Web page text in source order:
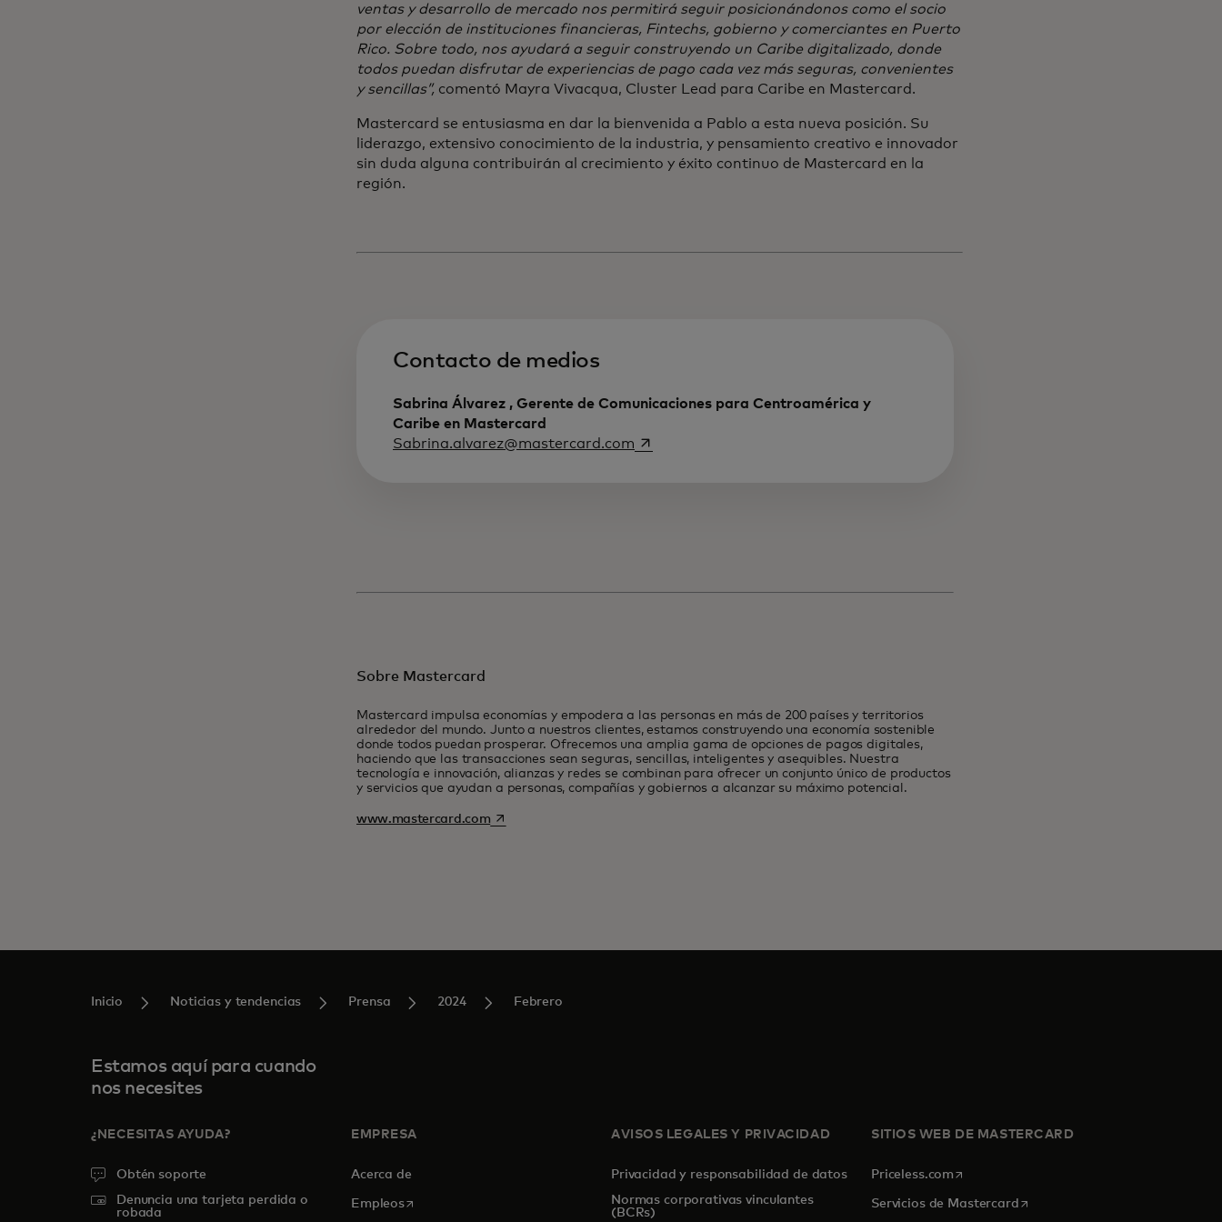
ventas y desarrollo de mercado nos permitirá seguir posicionándonos como el socio
por elección de instituciones financieras, Fintechs, gobierno y comerciantes en Puerto
Rico. Sobre todo, nos ayudará a seguir construyendo un Caribe digitalizado, donde
todos puedan disfrutar de experiencias de pago cada vez más seguras, convenientes
y sencillas”, comentó Mayra Vivacqua, Cluster Lead para Caribe en Mastercard.
Mastercard se entusiasma en dar la bienvenida a Pablo a esta nueva posición. Su
liderazgo, extensivo conocimiento de la industria, y pensamiento creativo e innovador
sin duda alguna contribuirán al crecimiento y éxito continuo de Mastercard en la
región.
Contacto de medios
Sabrina Álvarez , Gerente de Comunicaciones para Centroamérica y
Caribe en Mastercard
Sabrina.alvarez@mastercard.com se abre en una pestaña nueva
Sobre Mastercard
Mastercard impulsa economías y empodera a las personas en más de 200 países y territorios
alrededor del mundo. Junto a nuestros clientes, estamos construyendo una economía sostenible
donde todos puedan prosperar. Ofrecemos una amplia gama de opciones de pagos digitales,
haciendo que las transacciones sean seguras, sencillas, inteligentes y asequibles. Nuestra
tecnología e innovación, alianzas y redes se combinan para ofrecer un conjunto único de productos
y servicios que ayudan a personas, compañías y gobiernos a alcanzar su máximo potencial.
www.mastercard.comse abre en una pestaña nueva
Inicio Noticias y tendencias Prensa 2024 Febrero
Estamos aquí para cuando
nos necesites
¿NECESITAS AYUDA?
Obtén soporte
Denuncia una tarjeta perdida o
robada
EMPRESA
Acerca de
Empleosse abre en una pestaña nueva
AVISOS LEGALES Y PRIVACIDAD
Privacidad y responsabilidad de datos
Normas corporativas vinculantes
(BCRs)
SITIOS WEB DE MASTERCARD
Priceless.com se abre en una pestaña nueva
Servicios de Mastercardse abre en una pestaña nueva